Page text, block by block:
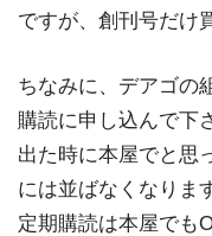
ですが、創刊号だけ
ちなみに、デアゴの
購読に申し込んで下
出た時に本屋でと思
には並ばなくなりま
定期購読は本屋でも